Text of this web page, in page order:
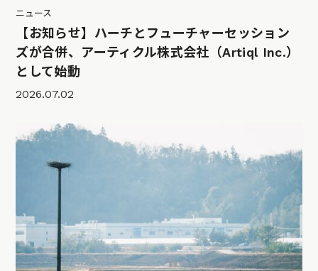
ニュース
【お知らせ】ハーチとフューチャーセッション
ズが合併、アーティクル株式会社（Artiql Inc.）
として始動
2026.07.02